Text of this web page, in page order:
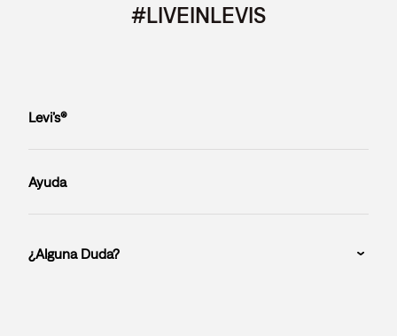
#LIVEINLEVIS
Levi’s®
Ayuda
¿Alguna Duda?